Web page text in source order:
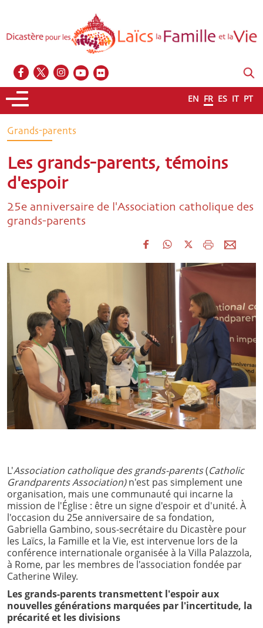
EN FR ES IT PT
Grands-parents
Les grands-parents, témoins
d'espoir
25e anniversaire de l'Association catholique des
grands-parents
L'Association catholique des grands-parents(Catholic
Grandparents Association)n'est pas simplement une
organisation, mais une communauté qui incarne la
mission de l'Église : être un signe d'espoir et d'unité. À
l'occasion du 25e anniversaire de sa fondation,
Gabriella Gambino, sous-secrétaire du Dicastère pour
les Laïcs, la Famille et la Vie, est intervenue lors de la
conférence internationale organisée à la Villa Palazzola,
à Rome, par les membres de l'association fondée par
Catherine Wiley.
Les grands-parents transmettent l'espoir aux
nouvelles générations marquées par l'incertitude, la
précarité et les divisions